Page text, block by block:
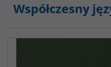
Współczesny